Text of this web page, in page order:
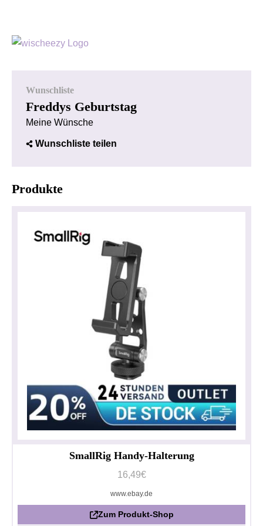
Wunschliste
Freddys Geburtstag
Meine Wünsche
Wunschliste teilen
Produkte
SmallRig Handy-Halterung
16,49€
www.ebay.de
Zum Produkt-Shop
Datenschutzerklärung